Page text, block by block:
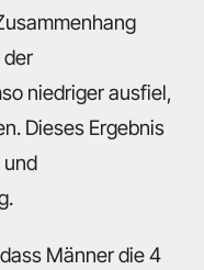
der
niedriger ausfiel,
Dieses Ergebnis
Männer die 4